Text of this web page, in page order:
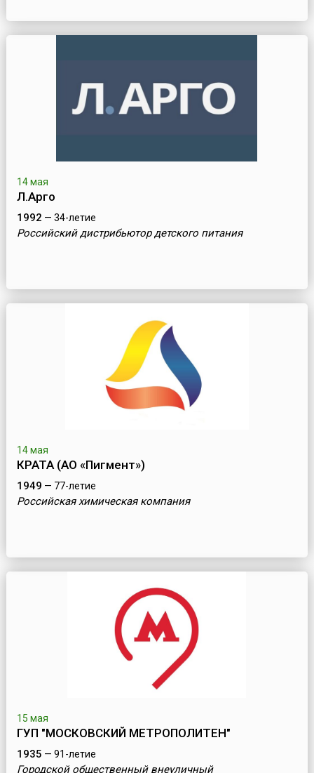
14 мая
Л.Арго
1992 — 34-летие
Российский дистрибьютор детского питания
14 мая
КРАТА (АО «Пигмент»)
1949 — 77-летие
Российская химическая компания
15 мая
ГУП "МОСКОВСКИЙ МЕТРОПОЛИТЕН"
1935 — 91-летие
Городской общественный внеуличный